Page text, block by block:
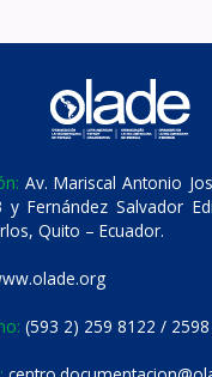
Av. Mariscal Antonio
y Fernández Salvador
Quito – Ecuador.
(593 2) 259 8122 /